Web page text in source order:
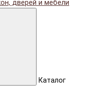
Каталог